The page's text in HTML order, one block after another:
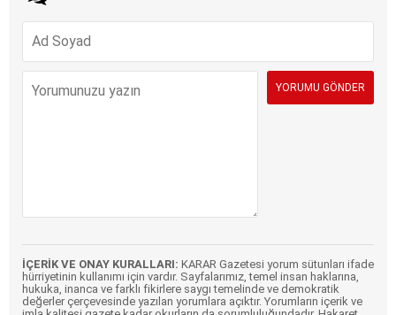
İÇERİK VE ONAY KURALLARI: KARAR Gazetesi yorum sütunları ifade
hürriyetinin kullanımı için vardır. Sayfalarımız, temel insan haklarına,
hukuka, inanca ve farklı fikirlere saygı temelinde ve demokratik
değerler çerçevesinde yazılan yorumlara açıktır. Yorumların içerik ve